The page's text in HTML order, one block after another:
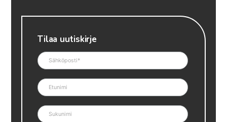
Tilaa uutiskirje